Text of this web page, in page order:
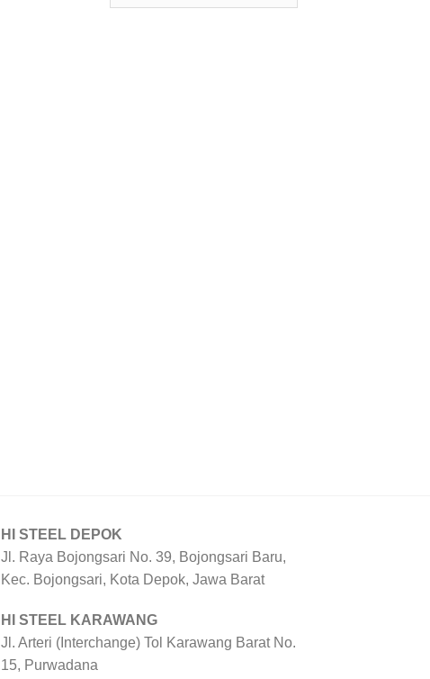
HI STEEL DEPOK
Jl. Raya Bojongsari No. 39, Bojongsari Baru,
Kec. Bojongsari, Kota Depok, Jawa Barat
HI STEEL KARAWANG
Jl. Arteri (Interchange) Tol Karawang Barat No.
15, Purwadana